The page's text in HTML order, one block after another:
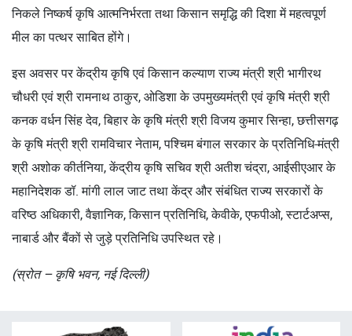
निकले निष्कर्ष कृषि आत्मनिर्भरता तथा किसान समृद्धि की दिशा में महत्वपूर्ण
मील का पत्थर साबित होंगे।
इस अवसर पर केंद्रीय कृषि एवं किसान कल्याण राज्य मंत्री श्री भागीरथ
चौधरी एवं श्री रामनाथ ठाकुर, ओडिशा के उपमुख्यमंत्री एवं कृषि मंत्री श्री
कनक वर्धन सिंह देव, बिहार के कृषि मंत्री श्री विजय कुमार सिन्हा, छत्तीसगढ़
के कृषि मंत्री श्री रामविचार नेताम, पश्चिम बंगाल सरकार के प्रतिनिधि-मंत्री
श्री अशोक कीर्तनिया, केंद्रीय कृषि सचिव श्री अतीश चंद्रा, आईसीएआर के
महानिदेशक डॉ. मांगी लाल जाट तथा केंद्र और संबंधित राज्य सरकारों के
वरिष्ठ अधिकारी, वैज्ञानिक, किसान प्रतिनिधि, केवीके, एफपीओ, स्टार्टअप्स,
नाबार्ड और बैंकों से जुड़े प्रतिनिधि उपस्थित रहे।
(स्रोत – कृषि भवन, नई दिल्ली)